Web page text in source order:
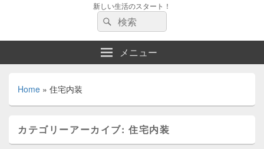
新しい生活のスタート！
検
索:
検
索
メニュー
Home » 住宅内装
カテゴリーアーカイブ:住宅内装